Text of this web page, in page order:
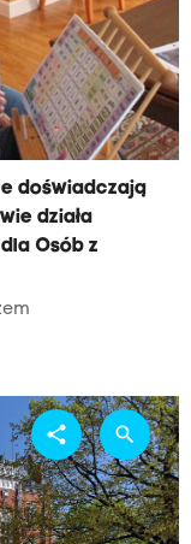
doświadczają
działa
Osób z
share search